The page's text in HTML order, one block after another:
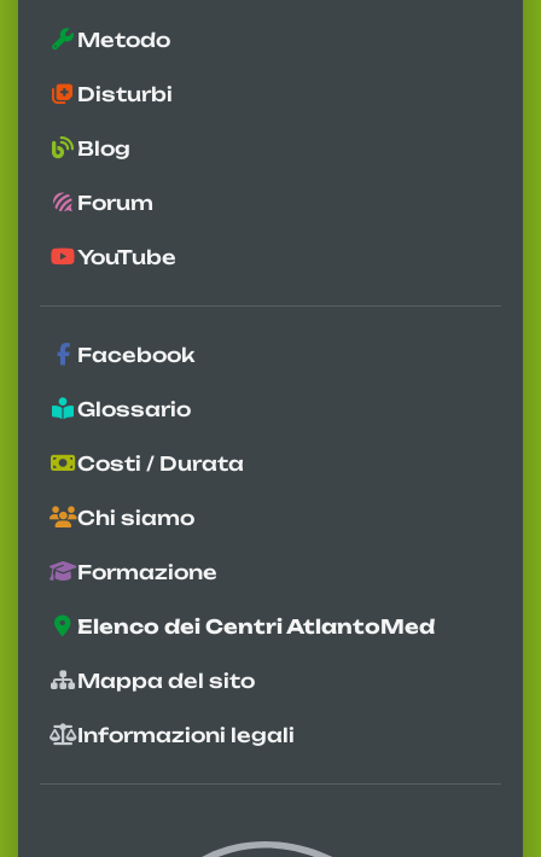
Metodo
Disturbi
Blog
Forum
YouTube
Facebook
Glossario
Costi / Durata
Chi siamo
Formazione
Elenco dei Centri AtlantoMed
Mappa del sito
Informazioni legali